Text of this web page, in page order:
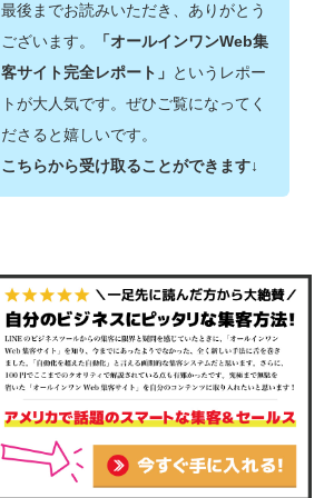
最後までお読みいただき、ありがとう
ございます。
「オールインワンWeb集
客サイト完全レポート」 というレポー
トが大人気です。ぜひご覧になってく
ださると嬉しいです。
こちらから受け取ることができます↓